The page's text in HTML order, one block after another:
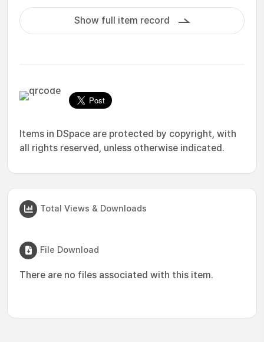
Show full item record
Items in DSpace are protected by copyright, with
all rights reserved, unless otherwise indicated.
Total Views & Downloads
File Download
There are no files associated with this item.